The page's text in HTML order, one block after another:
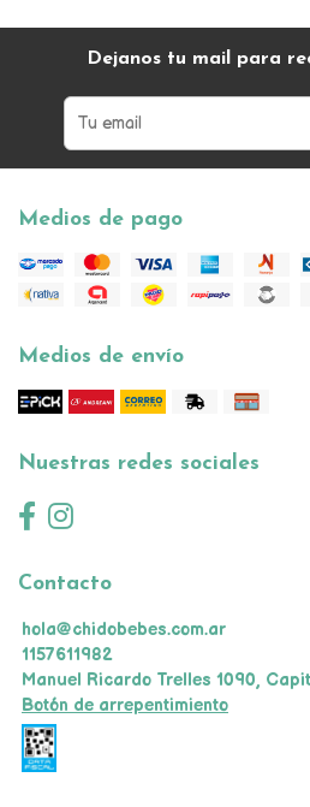
Dejanos tu mail para
Medios de pago
Medios de envío
Nuestras redes sociales
Contacto
hola@chidobebes.com.ar
1157611982
Manuel Ricardo Trelles 1090,
Botón de arrepentimiento